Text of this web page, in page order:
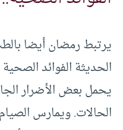
يرتبط رمضان أيضا
الحديثة الفوائد
يحمل بعض الأضرار
الحالات. ويمارس